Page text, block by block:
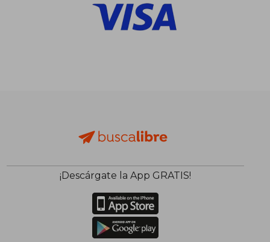
¡Descárgate la App GRATIS!